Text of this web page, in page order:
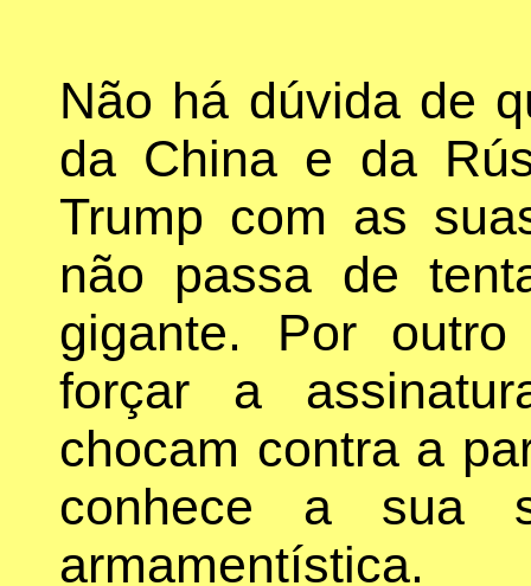
Não há dúvida de
da China e da
Trump com as
não passa de
gigante. Por
forçar a
chocam contra a
conhece a sua